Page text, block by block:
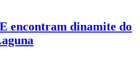
encontram dinamite do